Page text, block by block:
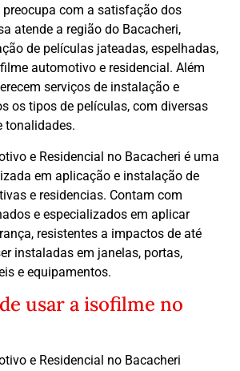
preocupa com a satisfação dos
atende a região do Bacacheri,
de películas jateadas, espelhadas,
automotivo e residencial. Além
serviços de instalação e
os tipos de películas, com diversas
tonalidades.
e Residencial no Bacacheri é uma
em aplicação e instalação de
e residencias. Contam com
e especializados em aplicar
resistentes a impactos de até
instaladas em janelas, portas,
e equipamentos.
usar a isofilme no
e Residencial no Bacacheri